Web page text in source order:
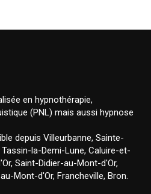
en hypnothérapie,
(PNL) mais aussi hypnose
depuis Villeurbanne, Sainte-
la-Demi-Lune, Caluire-et-
Saint-Didier-au-Mont-d'Or,
Mont-d'Or, Francheville, Bron.